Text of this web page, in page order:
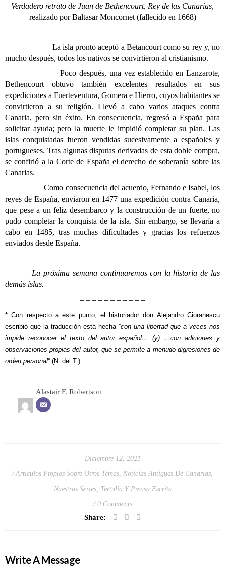
Verdadero retrato de Juan de Bethencourt, Rey de las Canarias,
realizado por Baltasar Moncornet (fallecido en 1668)
La isla pronto aceptó a Betancourt como su rey y, no
mucho después, todos los nativos se convirtieron al cristianismo.
Poco después, una vez establecido en Lanzarote,
Bethencourt obtuvo también excelentes resultados en sus
expediciones a Fuerteventura, Gomera e Hierro, cuyos habitantes se
convirtieron a su religión. Llevó a cabo varios ataques contra
Canaria, pero sin éxito. En consecuencia, regresó a España para
solicitar ayuda; pero la muerte le impidió completar su plan. Las
islas conquistadas fueron vendidas sucesivamente a españoles y
portugueses. Tras algunas disputas derivadas de esta doble compra,
se confirió a la Corte de España el derecho de soberanía sobre las
Canarias.
Como consecuencia del acuerdo, Fernando e Isabel, los
reyes de España, enviaron en 1477 una expedición contra Canaria,
que pese a un feliz desembarco y la construcción de un fuerte, no
pudo completar la conquista de la isla. Sin embargo, se llevaría a
cabo en 1485, tras muchas dificultades y gracias los refuerzos
enviados desde España.
La próxima semana continuaremos con la historia de las
demás islas.
– – – – – – – – – – –
* Con respecto a este punto, el historiador don Alejandro Cioranescu
escribió que la traducción está hecha “con una libertad que a veces nos
impide reconocer el texto del autor español… (y) …con adiciones y
observaciones propias del autor, que se permite a menudo digresiones de
orden personal”(N. del T.)
– – – – – – – – – – – – – – – – – – – –
Alastair F. Robertson
Diciembre 12, 2021
Artículos Propios Sobre Otros Temas Noticias Antiguas De Canarias
Nuestras Series, Tertulia Y Prensa Escrita
0 Comments
Share:
Write A Message